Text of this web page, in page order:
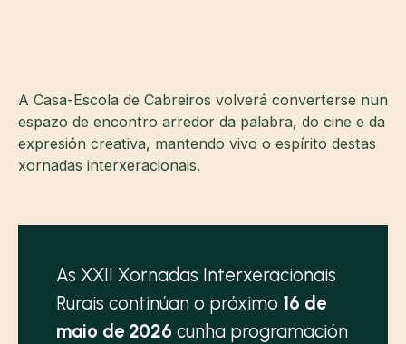
A Casa-Escola de Cabreiros volverá converterse nun
espazo de encontro arredor da palabra, do cine e da
expresión creativa, mantendo vivo o espírito destas
xornadas interxeracionais.
As XXII Xornadas Interxeracionais
Rurais continúan o próximo 16 de
maio de 2026 cunha programación